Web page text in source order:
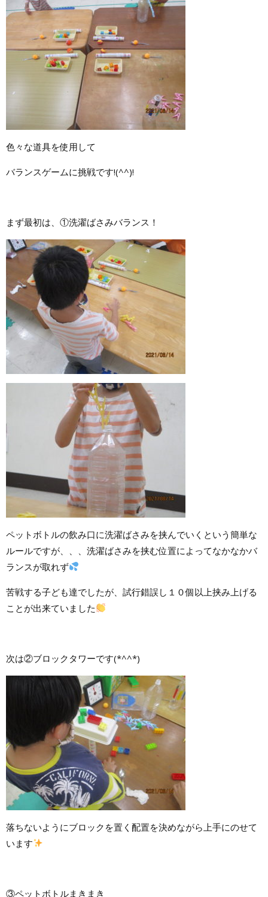
色々な道具を使用して
バランスゲームに挑戦です!(^^)!
まず最初は、①洗濯ばさみバランス！
ペットボトルの飲み口に洗濯ばさみを挟んでいくという簡単な
ルールですが、、、洗濯ばさみを挟む位置によってなかなかバ
ランスが取れず
苦戦する子ども達でしたが、試行錯誤し１０個以上挟み上げる
ことが出来ていました
次は②ブロックタワーです(*^^*)
落ちないようにブロックを置く配置を決めながら上手にのせて
います
③ペットボトルまきまき